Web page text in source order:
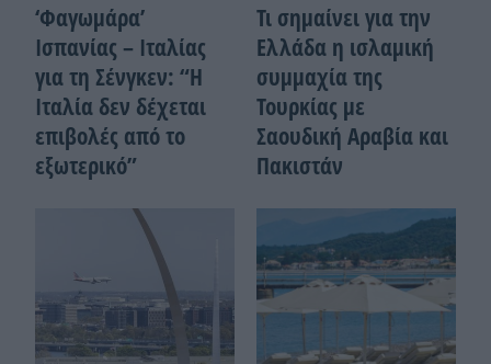
‘Φαγωμάρα’
Ισπανίας – Ιταλίας
για τη Σένγκεν: “Η
Ιταλία δεν δέχεται
επιβολές από το
εξωτερικό”
Τι σημαίνει για την
Ελλάδα η ισλαμική
συμμαχία της
Τουρκίας με
Σαουδική Αραβία και
Πακιστάν